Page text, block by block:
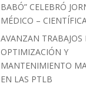
BABÓ” CELEBRÓ
MÉDICO –
AVANZAN TRABAJOS
OPTIMIZACIÓN Y
MANTENIMIENTO
EN LAS PTLB